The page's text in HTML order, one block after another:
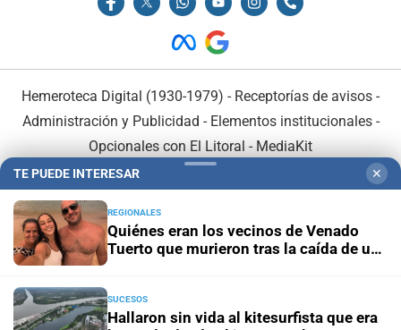
Hemeroteca Digital (1930-1979) - Receptorías de avisos -
Administración y Publicidad - Elementos institucionales-
Opcionales con El Litoral - MediaKit
En Asociación con:
TE PUEDE INTERESAR ✕
REGIONALES
Quiénes eran los vecinos de Venado
Tuerto que murieron tras la caída de un
SUCESOS
Hallaron sin vida al kitesurfista que era